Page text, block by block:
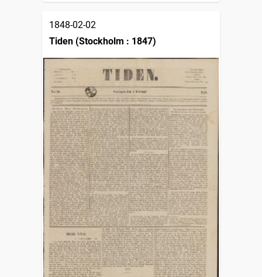
1848-02-02
Tiden (Stockholm : 1847)